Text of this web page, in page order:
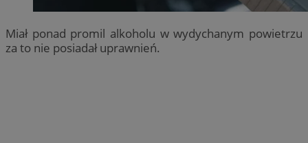
Miał ponad promil alkoholu w wydychanym powietrzu
za to nie posiadał uprawnień.